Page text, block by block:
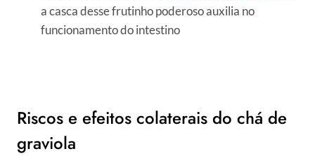
a casca desse frutinho poderoso auxilia no
funcionamento do intestino
Riscos e efeitos colaterais do chá de
graviola